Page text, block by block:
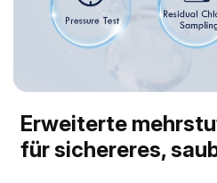
Erweiterte
für sichereres,